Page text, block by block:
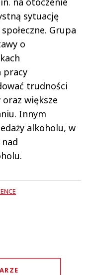
sytuację
Grupa
o
pracy
trudności
większe
Innym
alkoholu, w